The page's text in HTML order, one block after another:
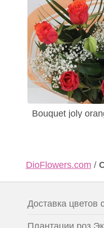
Bouquet joly
DioFlowers.com /
Доставка цветов
Плантации роз